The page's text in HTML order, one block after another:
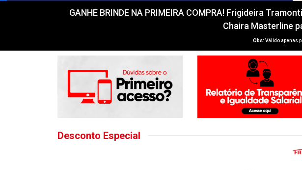
GANHE BRINDE NA PRIMEIRA COMPRA! Frigideira
Chaira Masterline
Obs: Válido apenas
Desconto Especial